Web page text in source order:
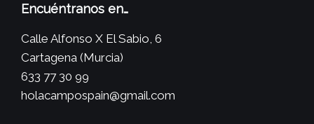
Encuéntranos en…
Calle Alfonso X El Sabio, 6
Cartagena (Murcia)
633 77 30 99
holacampospain@gmail.com